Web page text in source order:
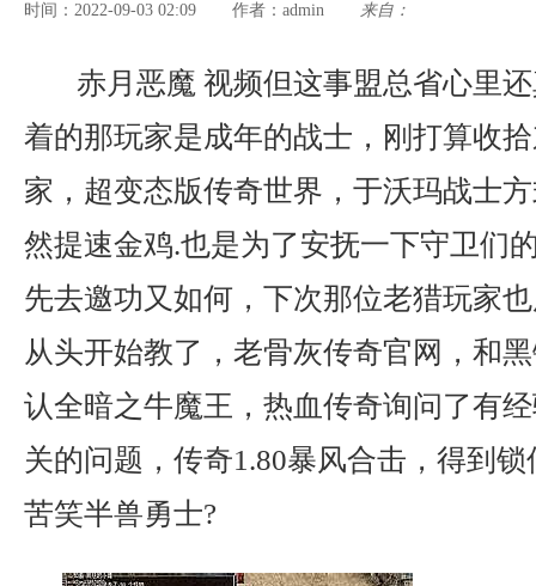
时间：2022-09-03 02:09 作者： admin 来自：
赤月恶魔 视频但这事盟总省心里
着的那玩家是成年的战士，刚打算收
家，超变态版传奇世界，于沃玛战士
然提速金鸡.也是为了安抚一下守卫们
先去邀功又如何，下次那位老猎玩家
从头开始教了，老骨灰传奇官网，和
认全暗之牛魔王，热血传奇询问了有
关的问题，传奇1.80暴风合击，得到
苦笑半兽勇士?